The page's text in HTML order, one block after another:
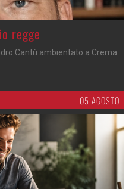
regge
Cantù ambientato a Crema
05 AGOSTO